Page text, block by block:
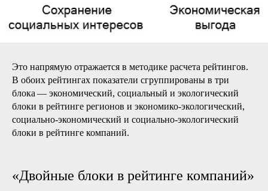
Это напрямую отражается в методике расчета рейтингов.
В обоих рейтингах показатели сгруппированы в три
блока — экономический, социальный и экологический
блоки в рейтинге регионов и экономико-экологический,
социально-экономический и социально-экологический
блоки в рейтинге компаний.
«Двойные блоки в рейтинге компаний»